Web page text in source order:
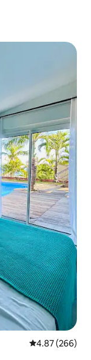
レビュー266
4.87 (266)